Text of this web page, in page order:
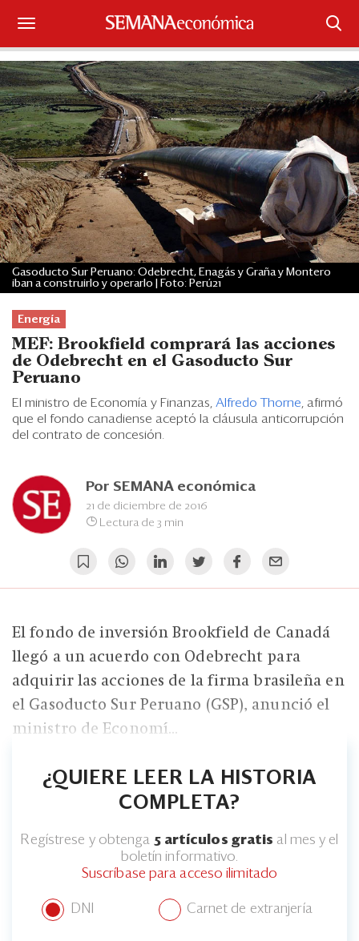
Suscríbase
Iniciar sesión
Portada
¿Qué está pasando?
Sectores y Empresas
Management
Economía y Finanzas
Legal y Política
Eventos
Ranking CEO
Energía
MEF: Brookfield comprará las acciones
de Odebrecht en el Gasoducto Sur
Peruano
El ministro de Economía y Finanzas, Alfredo Thorne , afirmó
que el fondo canadiense aceptó la cláusula anticorrupción
del contrato de concesión.
Por SEMANA económica
21 de diciembre de 2016
Lectura de 3 min
Gasoducto Sur Peruano: Odebrecht, Enagás y Graña y Montero
iban a construirlo y operarlo | Foto: Perú21
El fondo de inversión Brookfield de Canadá
llegó a un acuerdo con Odebrecht para
adquirir las acciones de la firma brasileña en
el Gasoducto Sur Peruano (GSP), anunció el
ministro de Economí...
¿QUIERE LEER LA HISTORIA
COMPLETA?
Regístrese y obtenga 5 artículos gratis al mes y el
boletín informativo.
Suscríbase para acceso ilimitado
DNI Carnet de extranjería